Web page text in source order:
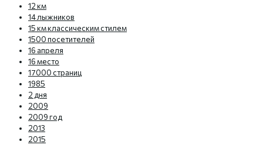
12 км
14 лыжников
15 км классическим стилем
1500 посетителей
16 апреля
16 место
17000 страниц
1985
2 дня
2009
2009 год
2013
2015